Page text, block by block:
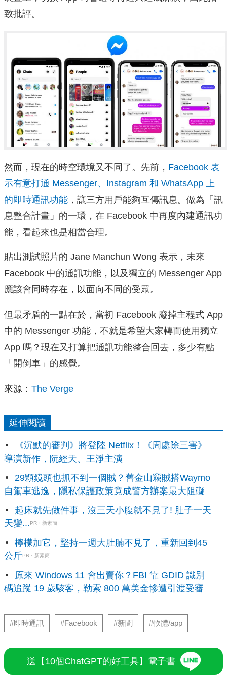
致批評。
然而，現在的時空環境又不同了。先前， Facebook 表
示有意打通 Messenger、Instagram 和 WhatsApp 上
的即時通訊功能 ，讓三方用戶能夠互傳訊息。做為「訊
息整合計畫」的一環，在 Facebook 中再度內建通訊功
能，看起來也是相當合理。
貼出測試照片的 Jane Manchun Wong 表示，未來
Facebook 中的通訊功能，以及獨立的 Messenger App
應該會同時存在，以面向不同的受眾。
但最矛盾的一點在於，當初 Facebook 廢掉主程式 App
中的 Messenger 功能，不就是希望大家轉而使用獨立
App 嗎？現在又打算把通訊功能整合回去，多少有點
「開倒車」的感覺。
來源： The Verge
延伸閱讀
《沉默的審判》將登陸 Netflix！《周處除三害》
導演新作，阮經天、王淨主演
29顆鏡頭也抓不到一個賊？舊金山竊賊搭Waymo
自駕車逃逸，隱私保護政策竟成警方辦案最大阻礙
起床就先做件事，沒三天小腹就不見了! 肚子一天
天變...PR・新素簡
檸檬加它，堅持一週大肚腩不見了，重新回到45
公斤PR・新素簡
原來 Windows 11 會出賣你？FBI 靠 GDID 識別
碼追蹤 19 歲駭客，勒索 800 萬美金慘遭引渡受審
#即時通訊 #Facebook #新聞 #軟體/app
送【10個ChatGPT的好工具】電子書